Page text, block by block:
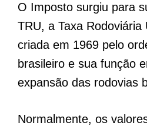
O Imposto surgiu para
TRU, a Taxa Rodoviária
criada em 1969 pelo
brasileiro e sua função
expansão das rodovias
Normalmente, os